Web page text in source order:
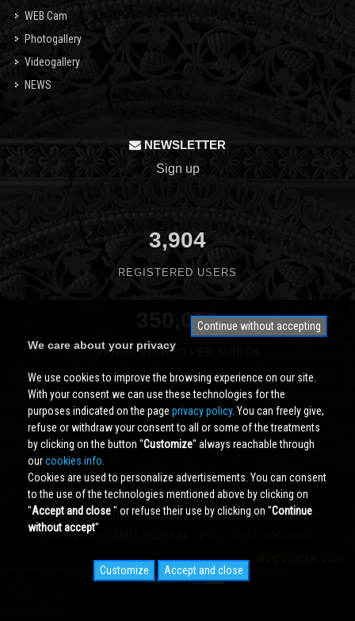
WEB Cam
Photogallery
Videogallery
NEWS
NEWSLETTER
Sign up
3,904
REGISTERED USERS
350,000
PAGES VIEWED PER MONTH
Cividale.COMCopyright © 2000 - 2026 All Rights Reserved
powered by
Continue without accepting
We care about your privacy
We use cookies to improve the browsing experience on our site.
With your consent we can use these technologies for the
purposes indicated on the page privacy policy. You can freely give,
refuse or withdraw your consent to all or some of the treatments
by clicking on the button ''Customize'' always reachable through
ourcookies info.
Cookies are used to personalize advertisements. You can consent
to the use of the technologies mentioned above by clicking on
''Accept and close'' or refuse their use by clicking on ''Continue
without accept''
Customize Accept and close